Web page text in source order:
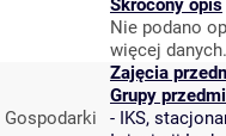
Skrócony opis
Nie podano
więcej danych.
Gospodarki
Zajęcia
Grupy
- IKS,